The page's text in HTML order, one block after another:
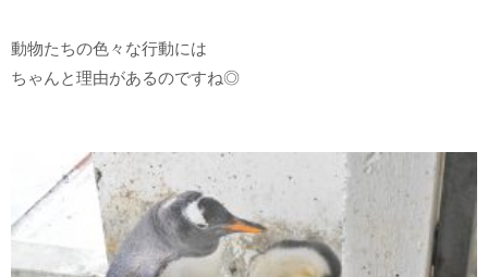
動物たちの色々な行動には
ちゃんと理由があるのですね◎